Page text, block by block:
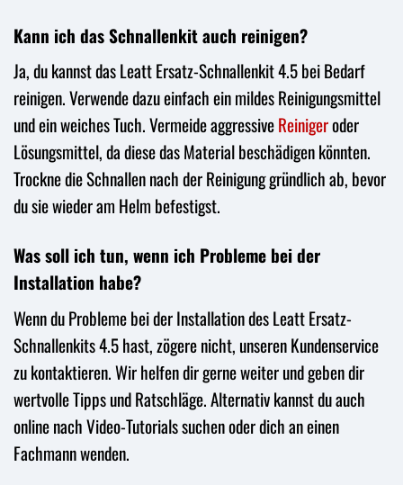
Kann ich das Schnallenkit auch reinigen?
Ja, du kannst das Leatt Ersatz-Schnallenkit 4.5 bei Bedarf
reinigen. Verwende dazu einfach ein mildes Reinigungsmittel
und ein weiches Tuch. Vermeide aggressiveReinigeroder
Lösungsmittel, da diese das Material beschädigen könnten.
Trockne die Schnallen nach der Reinigung gründlich ab, bevor
du sie wieder am Helm befestigst.
Was soll ich tun, wenn ich Probleme bei der
Installation habe?
Wenn du Probleme bei der Installation des Leatt Ersatz-
Schnallenkits 4.5 hast, zögere nicht, unseren Kundenservice
zu kontaktieren. Wir helfen dir gerne weiter und geben dir
wertvolle Tipps und Ratschläge. Alternativ kannst du auch
online nach Video-Tutorials suchen oder dich an einen
Fachmann wenden.